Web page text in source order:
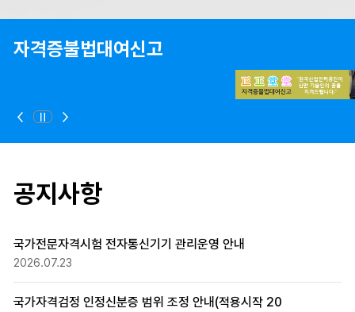
자격증불법대여신고
이전정지
공지사항
국가전문자격시험 전자통신기기 관리운영 안내
2026.07.23
국가자격검정 인정신분증 범위 조정 안내(적용시작 20